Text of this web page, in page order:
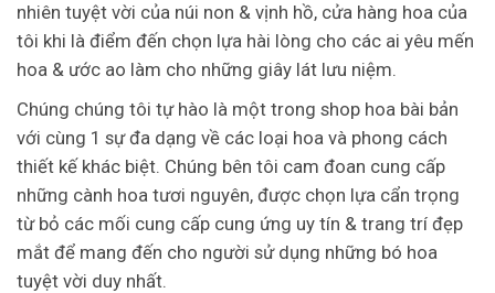
nhiên tuyệt vời của núi non & vịnh hồ, cửa hàng hoa của
tôi khi là điểm đến chọn lựa hài lòng cho các ai yêu mến
hoa & ước ao làm cho những giây lát lưu niệm.
Chúng chúng tôi tự hào là một trong shop hoa bài bản
với cùng 1 sự đa dạng về các loại hoa và phong cách
thiết kế khác biệt. Chúng bên tôi cam đoan cung cấp
những cành hoa tươi nguyên, được chọn lựa cẩn trọng
từ bỏ các mối cung cấp cung ứng uy tín & trang trí đẹp
mắt để mang đến cho người sử dụng những bó hoa
tuyệt vời duy nhất.